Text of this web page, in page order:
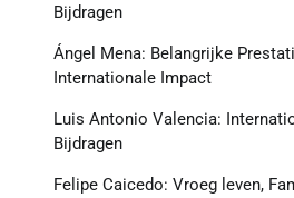
Bijdragen
Ángel Mena: Belangrijke
Internationale Impact
Luis Antonio Valencia:
Bijdragen
Felipe Caicedo: Vroeg leven,